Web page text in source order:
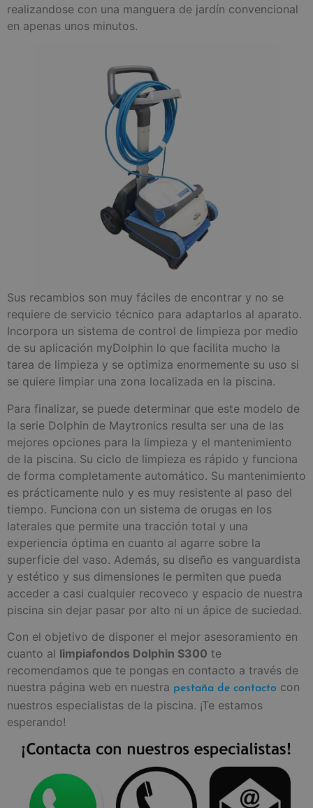
realizandose con una manguera de jardín convencional
en apenas unos minutos.
Sus recambios son muy fáciles de encontrar y no se
requiere de servicio técnico para adaptarlos al aparato.
Incorpora un sistema de control de limpieza por medio
de su aplicación myDolphin lo que facilita mucho la
tarea de limpieza y se optimiza enormemente su uso si
se quiere limpiar una zona localizada en la piscina.
Para finalizar, se puede determinar que este modelo de
la serie Dolphin de Maytronics resulta ser una de las
mejores opciones para la limpieza y el mantenimiento
de la piscina. Su ciclo de limpieza es rápido y funciona
de forma completamente automático. Su mantenimiento
es prácticamente nulo y es muy resistente al paso del
tiempo. Funciona con un sistema de orugas en los
laterales que permite una tracción total y una
experiencia óptima en cuanto al agarre sobre la
superficie del vaso. Además, su diseño es vanguardista
y estético y sus dimensiones le permiten que pueda
acceder a casi cualquier recoveco y espacio de nuestra
piscina sin dejar pasar por alto ni un ápice de suciedad.
Con el objetivo de disponer el mejor asesoramiento en
cuanto al limpiafondos Dolphin S300 te
recomendamos que te pongas en contacto a través de
nuestra página web en nuestra pestaña de contacto con
nuestros especialistas de la piscina. ¡Te estamos
esperando!